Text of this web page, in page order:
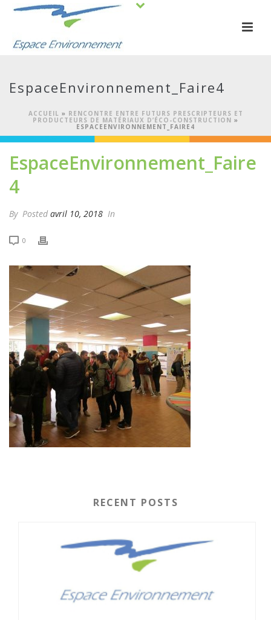
EspaceEnvironnement_Faire4
ACCUEIL » RENCONTRE ENTRE FUTURS PRESCRIPTEURS ET
PRODUCTEURS DE MATÉRIAUX D’ÉCO-CONSTRUCTION »
ESPACEENVIRONNEMENT_FAIRE4
EspaceEnvironnement_Faire
4
By Posted avril 10, 2018 In
0
RECENT POSTS